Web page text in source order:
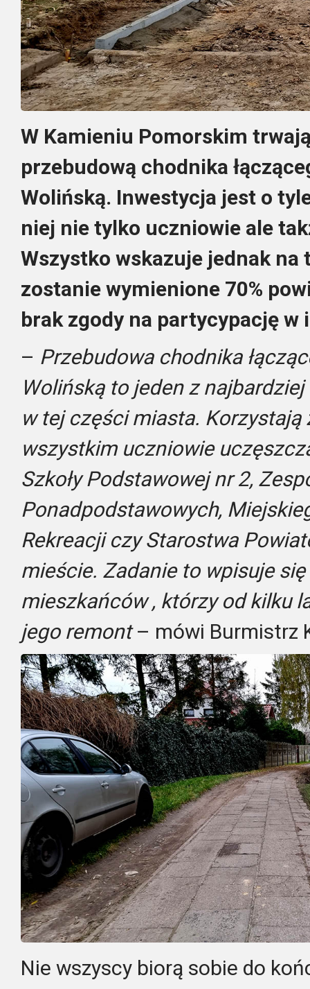
W Kamieniu Pomorskim
przebudową chodnika
Wolińską. Inwestycja jest o
niej nie tylko uczniowie ale
Wszystko wskazuje jednak na
zostanie wymienione 70%
brak zgody na partycypację w
– Przebudowa chodnika
Wolińską to jeden z
w tej części miasta. Korzystają
wszystkim uczniowie
Szkoły Podstawowej nr 2,
Ponadpodstawowych,
Rekreacji czy Starostwa
mieście. Zadanie to wpisuje
mieszkańców , którzy od kilku
jego remont– mówi Burmistrz
Nie wszyscy biorą sobie do